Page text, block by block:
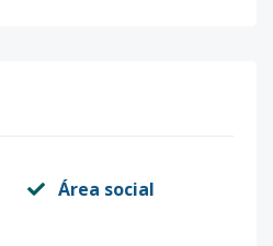
Área social